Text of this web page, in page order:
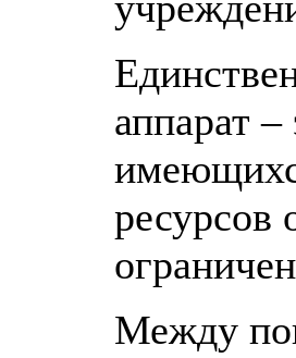
аппарат –
ресурсов
Между